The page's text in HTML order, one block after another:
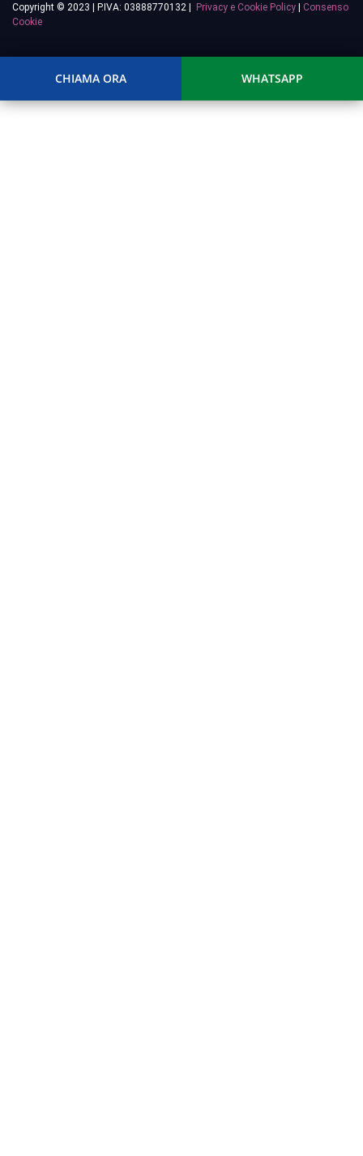
Copyright © 2023 | P.IVA: 03888770132 | Privacy e Cookie Policy | Consenso
Cookie
CHIAMA ORA WHATSAPP